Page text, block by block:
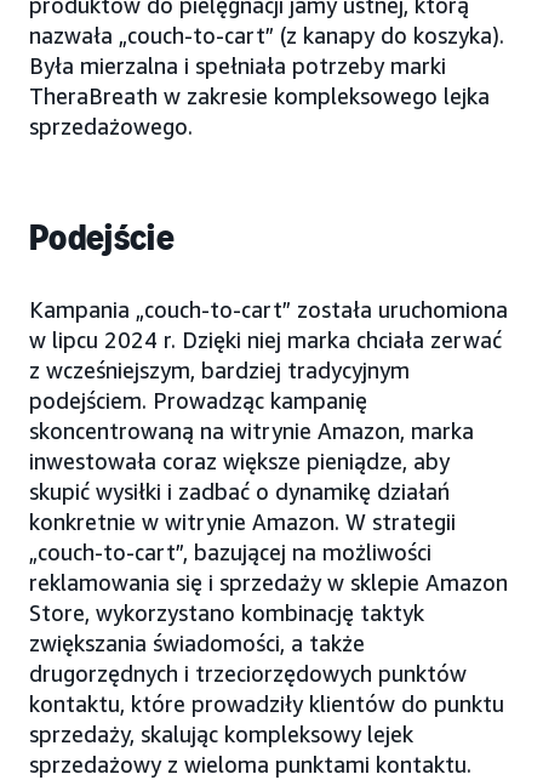
nazwała „couch-to-cart” (z kanapy do koszyka).
Była mierzalna i spełniała potrzeby marki
TheraBreath w zakresie kompleksowego lejka
sprzedażowego.
Podejście
Kampania „couch-to-cart” została uruchomiona
w lipcu 2024 r. Dzięki niej marka chciała zerwać
z wcześniejszym, bardziej tradycyjnym
podejściem. Prowadząc kampanię
skoncentrowaną na witrynie Amazon, marka
inwestowała coraz większe pieniądze, aby
skupić wysiłki i zadbać o dynamikę działań
konkretnie w witrynie Amazon. W strategii
„couch-to-cart”, bazującej na możliwości
reklamowania się i sprzedaży w sklepie Amazon
Store, wykorzystano kombinację taktyk
zwiększania świadomości, a także
drugorzędnych i trzeciorzędowych punktów
kontaktu, które prowadziły klientów do punktu
sprzedaży, skalując kompleksowy lejek
sprzedażowy z wieloma punktami kontaktu.